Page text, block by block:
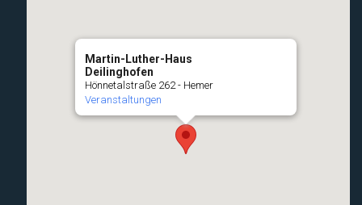
Martin-Luther-Haus
Deilinghofen
Hönnetalstraße 262 - Hemer
Veranstaltungen